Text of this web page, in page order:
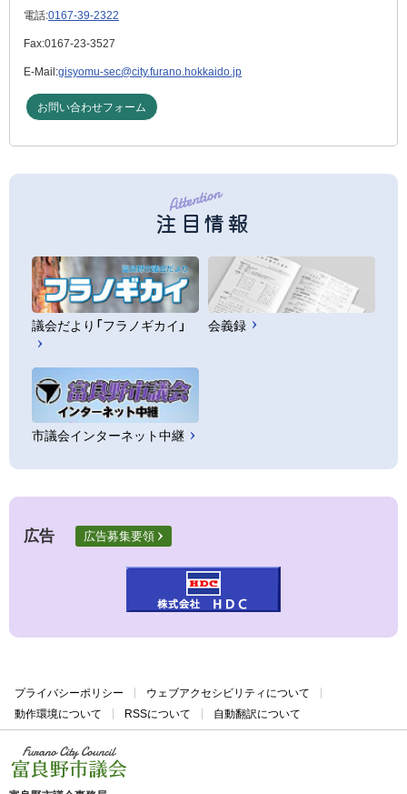
電話:0167-39-2322
Fax:0167-23-3527
E-Mail:gisyomu-sec@city.furano.hokkaido.jp
お問い合わせフォーム
注目情報
議会だより「フラノギカイ」 会義録
市議会インターネット中継
広告 広告募集要領
プライバシーポリシー
ウェブアクセシビリティについて
動作環境について
RSSについて 自動翻訳について